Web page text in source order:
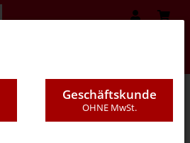
Geschäftskunde
OHNE MwSt.